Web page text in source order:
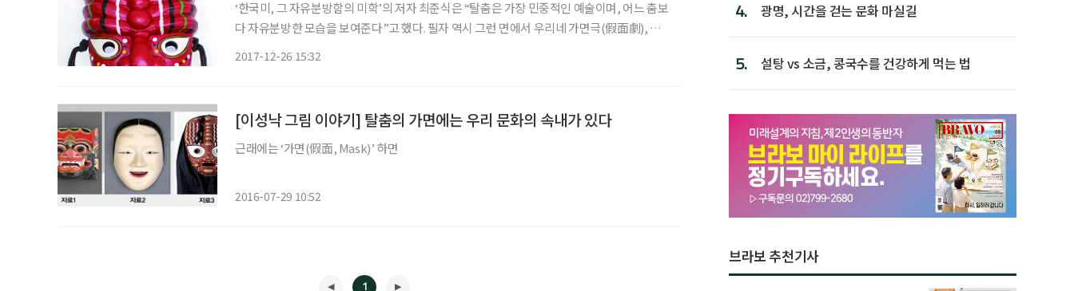
‘한국미, 그 자유분방함의 미학’의 저자 최준식은 “탈춤은 가장 민중적인 예술이며, 어느 춤보
다 자유분방한 모습을 보여준다”고 했다. 필자 역시 그런 면에서 우리네 가면극(假面劇), 즉
2017-12-26 15:32
[이성낙 그림 이야기] 탈춤의 가면에는 우리 문화의 속내가 있다
근래에는 ‘가면(假面, Mask)’ 하면
2016-07-29 10:52
1
4. 광명, 시간을 걷는 문화 마실길
5. 설탕 vs 소금, 콩국수를 건강하게 먹는 법
브라보 추천기사